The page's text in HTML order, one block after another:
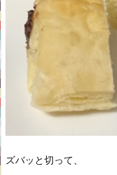
ズバッと切って、